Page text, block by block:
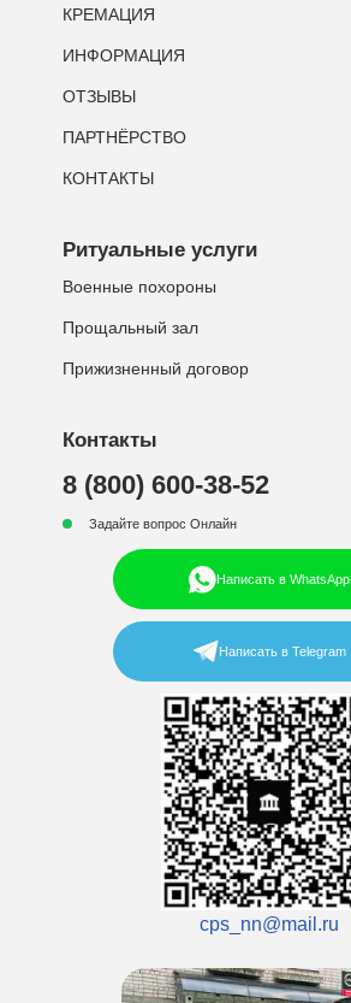
КРЕМАЦИЯ
ИНФОРМАЦИЯ
ОТЗЫВЫ
ПАРТНЁРСТВО
КОНТАКТЫ
Ритуальные услуги
Военные похороны
Прощальный зал
Прижизненный договор
Контакты
8 (800) 600-38-52
Задайте вопрос Онлайн
Написать в WhatsApp
Написать в Telegram
cps_nn@mail.ru